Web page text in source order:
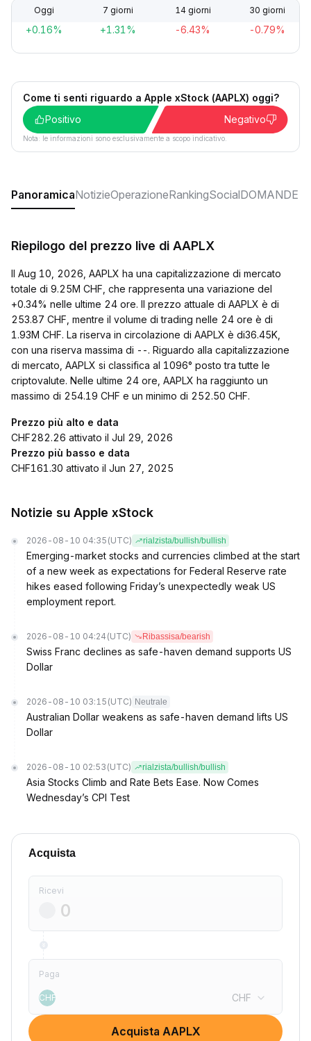
Oggi 7 giorni 14 giorni 30 giorni
+0.16% +1.31% -6.43% -0.79%
Come ti senti riguardo a Apple xStock (AAPLX) oggi?
Positivo
Negativo
Nota: le informazioni sono esclusivamente a scopo indicativo.
PanoramicaNotizieOperazioneRankingSocialDOMANDE
Riepilogo del prezzo live di AAPLX
Il Aug 10, 2026, AAPLX ha una capitalizzazione di mercato
totale di 9.25M CHF, che rappresenta una variazione del
+0.34% nelle ultime 24 ore. Il prezzo attuale di AAPLX è di
253.87 CHF, mentre il volume di trading nelle 24 ore è di
1.93M CHF. La riserva in circolazione di AAPLX è di36.45K,
con una riserva massima di --. Riguardo alla capitalizzazione
di mercato, AAPLX si classifica al 1096° posto tra tutte le
criptovalute. Nelle ultime 24 ore, AAPLX ha raggiunto un
massimo di 254.19 CHF e un minimo di 252.50 CHF.
Prezzo più alto e data
CHF282.26 attivato il Jul 29, 2026
Prezzo più basso e data
CHF161.30 attivato il Jun 27, 2025
Notizie su Apple xStock
2026-08-10 04:35 (UTC) rialzista/bullish/bullish
Emerging-market stocks and currencies climbed at the start
of a new week as expectations for Federal Reserve rate
hikes eased following Friday’s unexpectedly weak US
employment report.
2026-08-10 04:24 (UTC) Ribassisa/bearish
Swiss Franc declines as safe-haven demand supports US
Dollar
2026-08-10 03:15 (UTC) Neutrale
Australian Dollar weakens as safe-haven demand lifts US
Dollar
2026-08-10 02:53 (UTC) rialzista/bullish/bullish
Asia Stocks Climb and Rate Bets Ease. Now Comes
Wednesday’s CPI Test
Acquista
Ricevi
Paga
CHF CHF
Acquista AAPLX